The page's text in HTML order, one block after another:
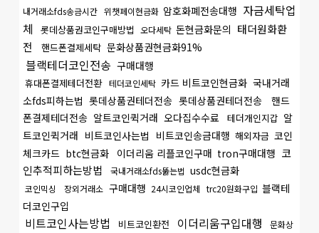
내거래소fds송금시간 위챗페이현금화 암호화폐전송대행 자금세탁업
체
롯데상품권코인구매방법 오다세탁 돈현금화문의 태더원화환
전
핸드폰결제세탁 문화상품권현금화91%
블랙테더코인전송 구매대행
휴대폰결제테더전환 테더코인세탁 카드 비트코인현금화 국내거래
소fds피하는법 롯데상품권테더전송 롯데상품권테더전송
핸드
폰결제테더전송 알트코인퀵거래 오다집수수료 테더개인지갑 알
트코인퀵거래 비트코인사는법 비트코인송금대행 해외자금 코인
체크카드 btc현금화 이더리움 리플코인구매 tron구매대행 코
인추적피하는방법
국내거래소fds뚫는법 usdc현금화
코인믹싱 장외거래소 구매대행 24시코인업체 trc20원화구입 블랙테
더코인구입
비트코인사는방법 비트코인환전 이더리움구입대행
문화상